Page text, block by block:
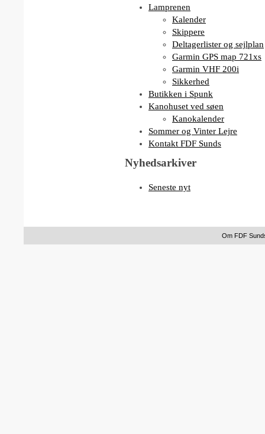
Lamprenen
Kalender
Skippere
Deltagerlister og sejlplan
Garmin GPS map 721xs
Garmin VHF 200i
Sikkerhed
Butikken i Spunk
Kanohuset ved søen
Kanokalender
Sommer og Vinter Lejre
Kontakt FDF Sunds
Nyhedsarkiver
Seneste nyt
Om FDF